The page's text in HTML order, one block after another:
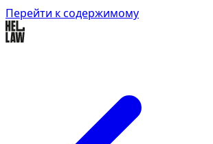
Перейти к содержимому